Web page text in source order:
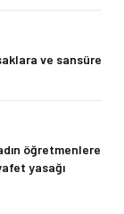
ve sansüre
öğretmenlere
yasağı